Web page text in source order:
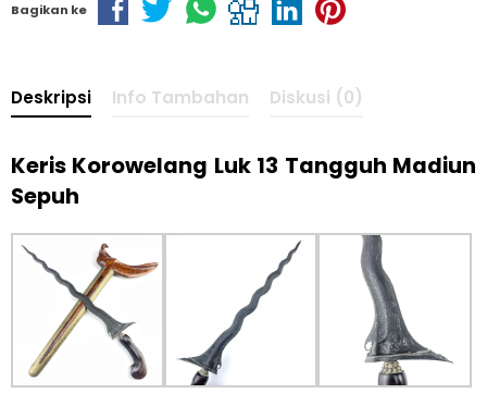
Bagikan ke
Deskripsi Info Tambahan Diskusi (0)
Keris Korowelang Luk 13 Tangguh Madiun
Sepuh